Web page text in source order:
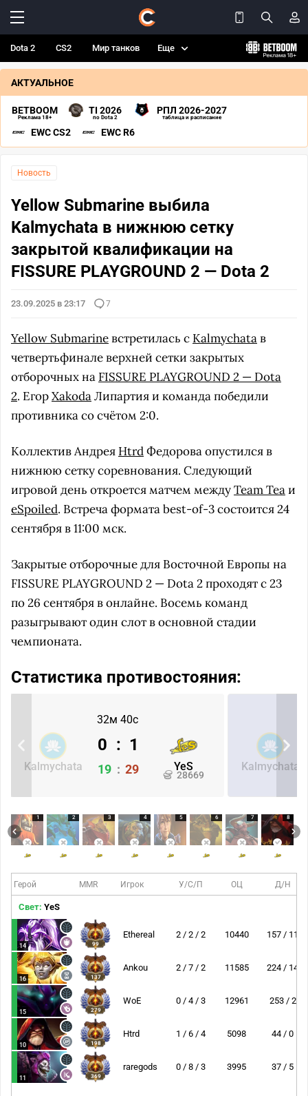
Dota 2 CS2 Мир танков Еще
АКТУАЛЬНОЕ
BETBOOM
Реклама 18+
TI 2026
по Dota 2
РПЛ 2026-2027
таблица и расписание
EWC CS2 EWC R6
Новость
Yellow Submarine выбила
Kalmychata в нижнюю сетку
закрытой квалификации на
FISSURE PLAYGROUND 2 — Dota 2
23.09.2025 в 23:17 7
Yellow Submarineвстретилась с Kalmychataв
четвертьфинале верхней сетки закрытых
отборочных на FISSURE PLAYGROUND 2 — Dota
2. ЕгорXakodaЛипартия и команда победили
противника со счётом 2:0.
Коллектив Андрея HtrdФедорова опустился в
нижнюю сетку соревнования. Следующий
игровой день откроется матчем междуTeam Teaи
eSpoiled. Встреча формата best-of-3 состоится 24
сентября в 11:00 мск.
Закрытые отборочные для Восточной Европы на
FISSURE PLAYGROUND 2 — Dota 2 проходят с 23
по 26 сентября в онлайне. Восемь команд
разыгрывают один слот в основной стадии
чемпионата.
Статистика противостояния:
32м 40с
Kalmychata YeS
28669
0 : 1
19 : 29 Kalmychata
1 2 3 4 5 6 7 8
Герой MMR Игрок У/С/П ОЦ Д/Н
Свет: YeS
14 99
Ethereal 2 / 2 / 2 10440 157 / 11
16 137
Ankou 2 / 7 / 2 11585 224 / 14
15 279
WoE 0 / 4 / 3 12961 253 / 2
10 198
Htrd 1 / 6 / 4 5098 44 / 0
11 369
raregods 0 / 8 / 3 3995 37 / 5